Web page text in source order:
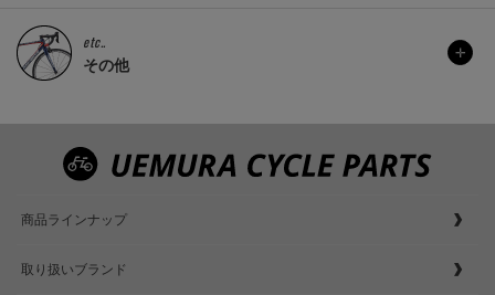
etc..
その他
商品ラインナップ
取り扱いブランド